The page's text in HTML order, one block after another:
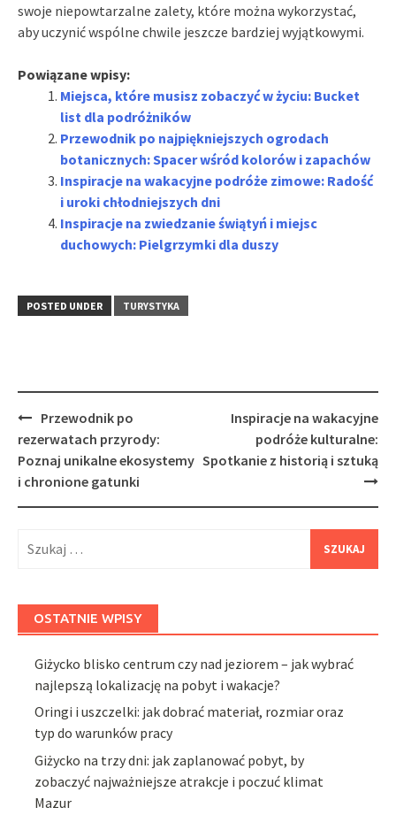
swoje niepowtarzalne zalety, które można wykorzystać,
aby uczynić wspólne chwile jeszcze bardziej wyjątkowymi.
Powiązane wpisy:
Miejsca, które musisz zobaczyć w życiu: Bucket
list dla podróżników
Przewodnik po najpiękniejszych ogrodach
botanicznych: Spacer wśród kolorów i zapachów
Inspiracje na wakacyjne podróże zimowe: Radość
i uroki chłodniejszych dni
Inspiracje na zwiedzanie świątyń i miejsc
duchowych: Pielgrzymki dla duszy
POSTED UNDER TURYSTYKA
Post
navigation
Przewodnik po
rezerwatach przyrody:
Poznaj unikalne ekosystemy
i chronione gatunki
Inspiracje na wakacyjne
podróże kulturalne:
Spotkanie z historią i sztuką
OSTATNIE WPISY
Giżycko blisko centrum czy nad jeziorem – jak wybrać
najlepszą lokalizację na pobyt i wakacje?
Oringi i uszczelki: jak dobrać materiał, rozmiar oraz
typ do warunków pracy
Giżycko na trzy dni: jak zaplanować pobyt, by
zobaczyć najważniejsze atrakcje i poczuć klimat
Mazur